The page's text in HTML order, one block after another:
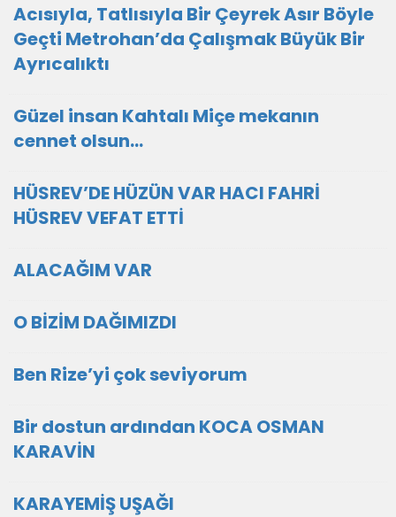
Acısıyla, Tatlısıyla Bir Çeyrek Asır Böyle
Geçti Metrohan’da Çalışmak Büyük Bir
Ayrıcalıktı
Güzel insan Kahtalı Miçe mekanın
cennet olsun...
HÜSREV’DE HÜZÜN VAR HACI FAHRİ
HÜSREV VEFAT ETTİ
ALACAĞIM VAR
O BİZİM DAĞIMIZDI
Ben Rize’yi çok seviyorum
Bir dostun ardından KOCA OSMAN
KARAVİN
KARAYEMİŞ UŞAĞI